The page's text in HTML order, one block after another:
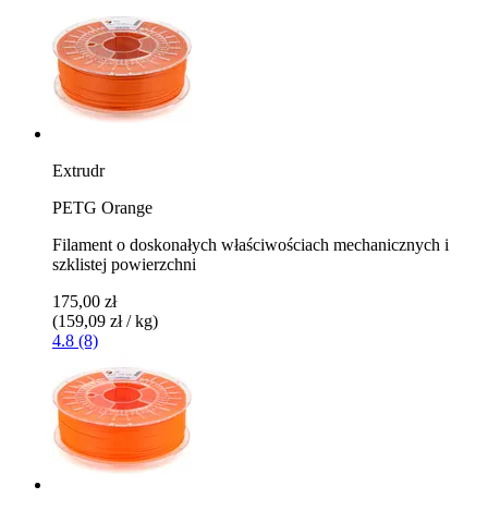
Extrudr
PETG Orange
Filament o doskonałych właściwościach mechanicznych i
szklistej powierzchni
175,00 zł
(159,09 zł / kg)
4.8 (8)